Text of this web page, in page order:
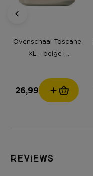
Ovenschaal Toscane
XL - beige -
26,99
Reviews